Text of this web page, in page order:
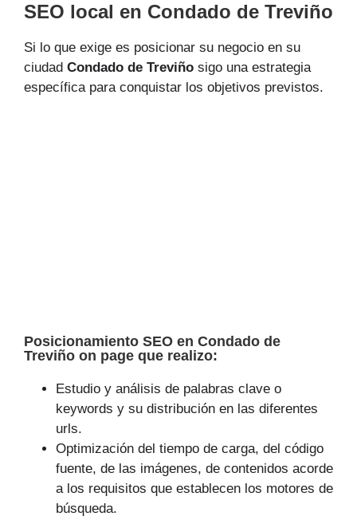
SEO local en Condado de Treviño
Si lo que exige es posicionar su negocio en su
ciudad Condado de Treviño sigo una estrategia
específica para conquistar los objetivos previstos.
Posicionamiento SEO en Condado de
Treviño on page que realizo:
Estudio y análisis de palabras clave o
keywords y su distribución en las diferentes
urls.
Optimización del tiempo de carga, del código
fuente, de las imágenes, de contenidos acorde
a los requisitos que establecen los motores de
búsqueda.